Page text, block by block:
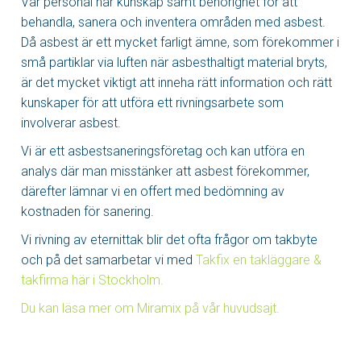
behandla, sanera och inventera områden med asbest.
Då asbest är ett mycket farligt ämne, som förekommer i
små partiklar via luften när asbesthaltigt material bryts,
är det mycket viktigt att inneha rätt information och rätt
kunskaper för att utföra ett rivningsarbete som
involverar asbest.
Vi är ett asbestsaneringsföretag och kan utföra en
analys där man misstänker att asbest förekommer,
därefter lämnar vi en offert med bedömning av
kostnaden för sanering.
Vi rivning av eternittak blir det ofta frågor om takbyte
och på det samarbetar vi med Takfix en takläggare &
takfirma här i Stockholm.
Du kan läsa mer om Miramix på vår huvudsajt.